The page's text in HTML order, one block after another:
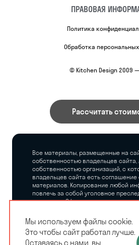
ПРАВОВАЯ
Политика
Обработка
© Kitchen Design 2009
Рассчитать
Все материалы, размещенные на
собственностью владельцев сайта,
собственностью организаций, с
владельцев сайта есть
материалов. Копирование любой
повлечь за собой уголовное
на кнопку «Оформить заказ», а
владельцев сайта никаких
Мы используем файлы cookie.
Это чтобы сайт работал лучше.
Оставаясь с нами, вы